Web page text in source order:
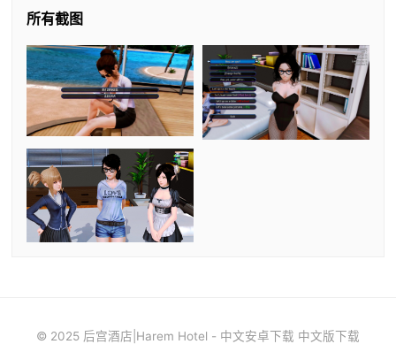
所有截图
© 2025 后宫酒店|Harem Hotel - 中文安卓下载 中文版下载